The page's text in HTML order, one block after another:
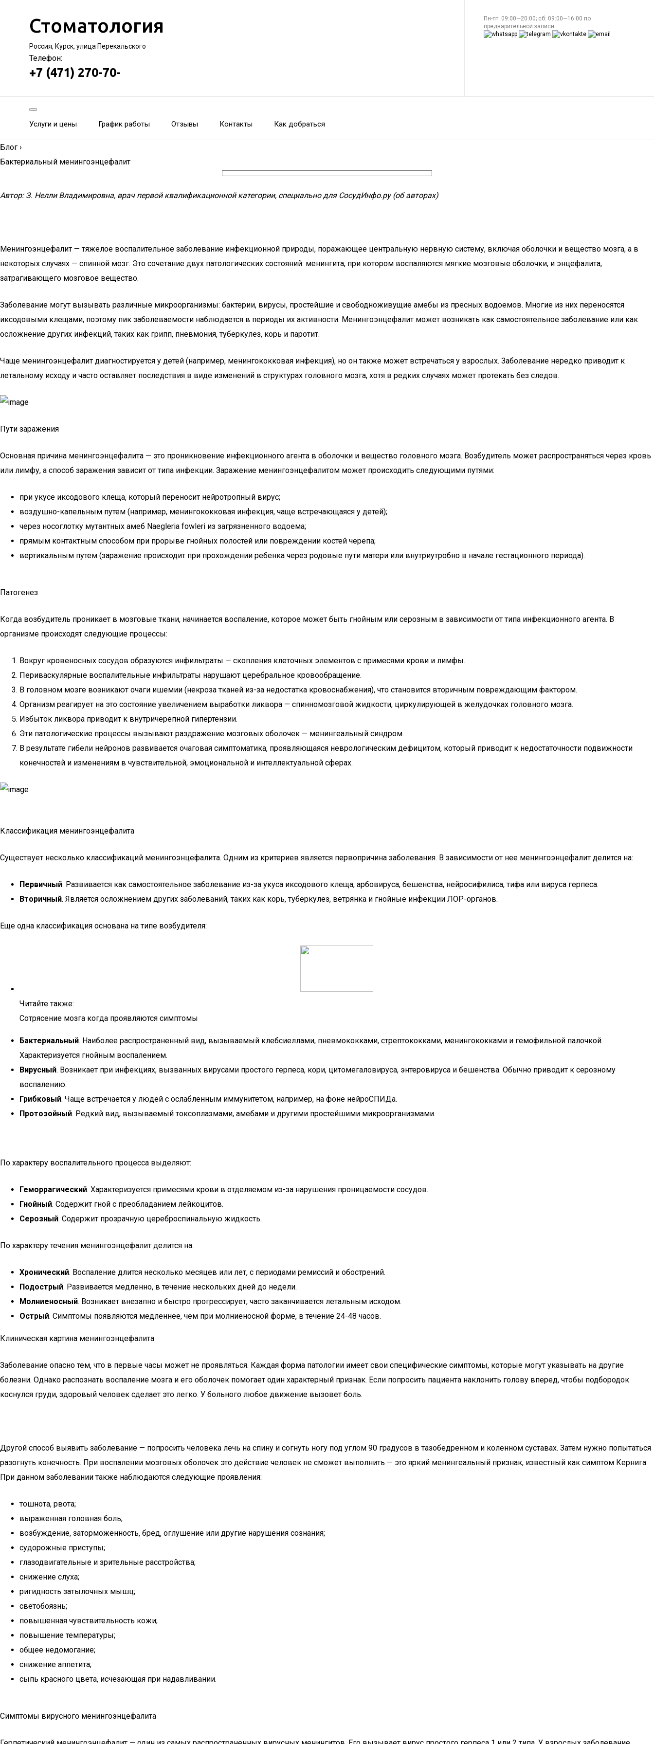
Стоматология
Россия, Курск, улица Перекальского
Телефон:
+7 (471) 270-70-
Пн-пт: 09:00—20:00; сб: 09:00—16:00 по
предварительной записи
Услуги и цены График работы Отзывы Контакты Как добраться
Блог ›
Бактериальный менингоэнцефалит
Автор: З. Нелли Владимировна, врач первой квалификационной категории, специально для СосудИнфо.ру (об авторах)
Менингоэнцефалит — тяжелое воспалительное заболевание инфекционной природы, поражающее центральную нервную систему, включая оболочки и вещество мозга, а в
некоторых случаях — спинной мозг. Это сочетание двух патологических состояний: менингита, при котором воспаляются мягкие мозговые оболочки, и энцефалита,
затрагивающего мозговое вещество.
Заболевание могут вызывать различные микроорганизмы: бактерии, вирусы, простейшие и свободноживущие амебы из пресных водоемов. Многие из них переносятся
иксодовыми клещами, поэтому пик заболеваемости наблюдается в периоды их активности. Менингоэнцефалит может возникать как самостоятельное заболевание или как
осложнение других инфекций, таких как грипп, пневмония, туберкулез, корь и паротит.
Чаще менингоэнцефалит диагностируется у детей (например, менингококковая инфекция), но он также может встречаться у взрослых. Заболевание нередко приводит к
летальному исходу и часто оставляет последствия в виде изменений в структурах головного мозга, хотя в редких случаях может протекать без следов.
Пути заражения
Основная причина менингоэнцефалита — это проникновение инфекционного агента в оболочки и вещество головного мозга. Возбудитель может распространяться через кровь
или лимфу, а способ заражения зависит от типа инфекции. Заражение менингоэнцефалитом может происходить следующими путями:
при укусе иксодового клеща, который переносит нейротропный вирус;
воздушно-капельным путем (например, менингококковая инфекция, чаще встречающаяся у детей);
через носоглотку мутантных амеб Naegleria fowleri из загрязненного водоема;
прямым контактным способом при прорыве гнойных полостей или повреждении костей черепа;
вертикальным путем (заражение происходит при прохождении ребенка через родовые пути матери или внутриутробно в начале гестационного периода).
Патогенез
Когда возбудитель проникает в мозговые ткани, начинается воспаление, которое может быть гнойным или серозным в зависимости от типа инфекционного агента. В
организме происходят следующие процессы:
Вокруг кровеносных сосудов образуются инфильтраты — скопления клеточных элементов с примесями крови и лимфы.
Периваскулярные воспалительные инфильтраты нарушают церебральное кровообращение.
В головном мозге возникают очаги ишемии (некроза тканей из-за недостатка кровоснабжения), что становится вторичным повреждающим фактором.
Организм реагирует на это состояние увеличением выработки ликвора — спинномозговой жидкости, циркулирующей в желудочках головного мозга.
Избыток ликвора приводит к внутричерепной гипертензии.
Эти патологические процессы вызывают раздражение мозговых оболочек — менингеальный синдром.
В результате гибели нейронов развивается очаговая симптоматика, проявляющаяся неврологическим дефицитом, который приводит к недостаточности подвижности
конечностей и изменениям в чувствительной, эмоциональной и интеллектуальной сферах.
Классификация менингоэнцефалита
Существует несколько классификаций менингоэнцефалита. Одним из критериев является первопричина заболевания. В зависимости от нее менингоэнцефалит делится на:
Первичный. Развивается как самостоятельное заболевание из-за укуса иксодового клеща, арбовируса, бешенства, нейросифилиса, тифа или вируса герпеса.
Вторичный. Является осложнением других заболеваний, таких как корь, туберкулез, ветрянка и гнойные инфекции ЛОР-органов.
Еще одна классификация основана на типе возбудителя:
Читайте также:
Сотрясение мозга когда проявляются симптомы
Бактериальный. Наиболее распространенный вид, вызываемый клебсиеллами, пневмококками, стрептококками, менингококками и гемофильной палочкой.
Характеризуется гнойным воспалением.
Вирусный. Возникает при инфекциях, вызванных вирусами простого герпеса, кори, цитомегаловируса, энтеровируса и бешенства. Обычно приводит к серозному
воспалению.
Грибковый. Чаще встречается у людей с ослабленным иммунитетом, например, на фоне нейроСПИДа.
Протозойный. Редкий вид, вызываемый токсоплазмами, амебами и другими простейшими микроорганизмами.
По характеру воспалительного процесса выделяют:
Геморрагический. Характеризуется примесями крови в отделяемом из-за нарушения проницаемости сосудов.
Гнойный. Содержит гной с преобладанием лейкоцитов.
Серозный. Содержит прозрачную цереброспинальную жидкость.
По характеру течения менингоэнцефалит делится на:
Хронический. Воспаление длится несколько месяцев или лет, с периодами ремиссий и обострений.
Подострый. Развивается медленно, в течение нескольких дней до недели.
Молниеносный. Возникает внезапно и быстро прогрессирует, часто заканчивается летальным исходом.
Острый. Симптомы появляются медленнее, чем при молниеносной форме, в течение 24-48 часов.
Клиническая картина менингоэнцефалита
Заболевание опасно тем, что в первые часы может не проявляться. Каждая форма патологии имеет свои специфические симптомы, которые могут указывать на другие
болезни. Однако распознать воспаление мозга и его оболочек помогает один характерный признак. Если попросить пациента наклонить голову вперед, чтобы подбородок
коснулся груди, здоровый человек сделает это легко. У больного любое движение вызовет боль.
Другой способ выявить заболевание — попросить человека лечь на спину и согнуть ногу под углом 90 градусов в тазобедренном и коленном суставах. Затем нужно попытаться
разогнуть конечность. При воспалении мозговых оболочек это действие человек не сможет выполнить — это яркий менингеальный признак, известный как симптом Кернига.
При данном заболевании также наблюдаются следующие проявления:
тошнота, рвота;
выраженная головная боль;
возбуждение, заторможенность, бред, оглушение или другие нарушения сознания;
судорожные приступы;
глазодвигательные и зрительные расстройства;
снижение слуха;
ригидность затылочных мышц;
светобоязнь;
повышенная чувствительность кожи;
повышение температуры;
общее недомогание;
снижение аппетита;
сыпь красного цвета, исчезающая при надавливании.
Симптомы вирусного менингоэнцефалита